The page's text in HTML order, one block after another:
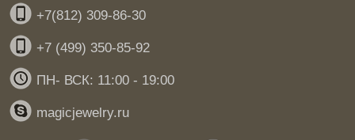
+7(812) 309-86-30
+7 (499) 350-85-92
ПН- ВСК: 11:00 - 19:00
magicjewelry.ru